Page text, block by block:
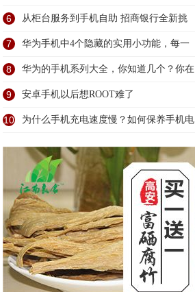
6 从柜台服务到手机自助 招商银行全新挑
7 华为手机中4个隐藏的实用小功能，每一
8 华为的手机系列大全，你知道几个？你在
9 安卓手机以后想ROOT难了
10 为什么手机充电速度慢？如何保养手机电